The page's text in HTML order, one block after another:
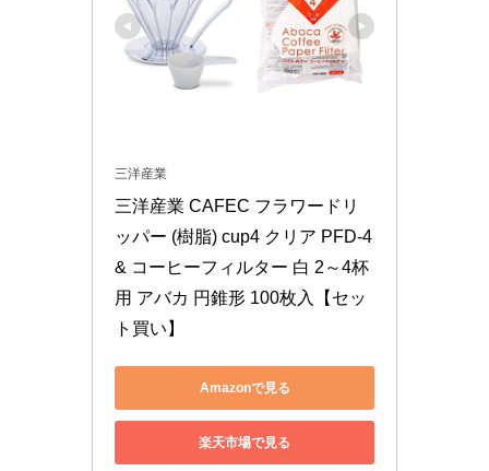
三洋産業
三洋産業 CAFEC フラワードリ
ッパー (樹脂) cup4 クリア PFD-4
& コーヒーフィルター 白 2～4杯
用 アバカ 円錐形 100枚入【セッ
ト買い】
Amazonで見る
楽天市場で見る